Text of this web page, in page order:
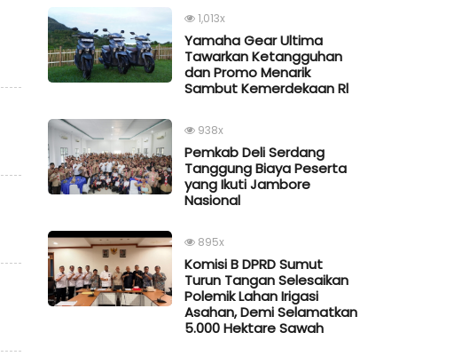
1,013x
Yamaha Gear Ultima
Tawarkan Ketangguhan
dan Promo Menarik
Sambut Kemerdekaan Rl
938x
Pemkab Deli Serdang
Tanggung Biaya Peserta
yang Ikuti Jambore
Nasional
895x
Komisi B DPRD Sumut
Turun Tangan Selesaikan
Polemik Lahan Irigasi
Asahan, Demi Selamatkan
5.000 Hektare Sawah